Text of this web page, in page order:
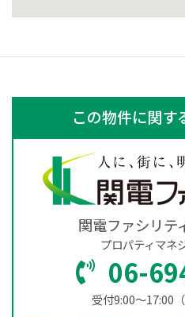
この物件に関す
関電ファシリテ
プロパティマネ
06-
受付9:00～17:00